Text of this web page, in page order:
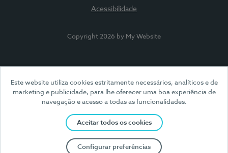
Este website utiliza cookies estritamente necessários, analíticos e de
marketing e publicidade, para lhe oferecer uma boa experiência de
navegação e acesso a todas as funcionalidades.
Aceitar todos os cookies
Configurar preferências
Acessibilidade
Copyright 2026 by My Website